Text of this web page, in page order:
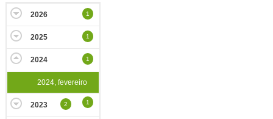
2026 1
2025 1
2024 1
2024, fevereiro
1
2023 2